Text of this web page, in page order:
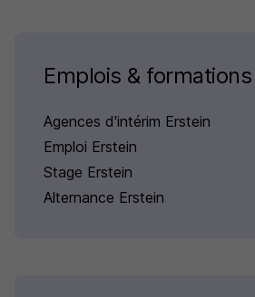
Emplois & formations
Agences d'intérim Erstein
Emploi Erstein
Stage Erstein
Alternance Erstein